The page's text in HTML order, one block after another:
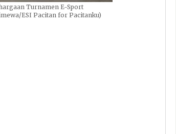
Turnamen E-Sport
ESI Pacitan for Pacitanku)